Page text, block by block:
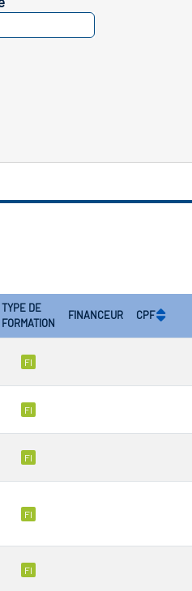
TYPE DE
FORMATION
FINANCEUR CPF
FI
FI
FI
FI
FI